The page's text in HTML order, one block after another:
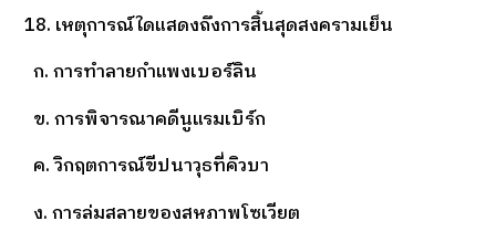
18. เหตุการณ์ใดแสดงถึงการสิ้นสุดสงครามเย็น
ก. การทำลายกำแพงเบอร์ลิน
ข. การพิจารณาคดีนูแรมเบิร์ก
ค. วิกฤตการณ์ขีปนาวุธที่คิวบา
ง. การล่มสลายของสหภาพโซเวียต